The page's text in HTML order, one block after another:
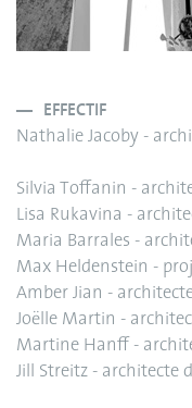
EFFECTIF
Nathalie Jacoby -
Silvia Toffanin -
Lisa Rukavina -
Maria Barrales -
Max Heldenstein -
Amber Jian -
Joëlle Martin -
Martine Hanff -
Jill Streitz - architecte